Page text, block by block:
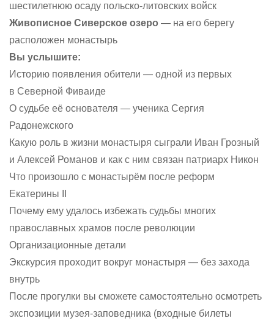
шестилетнюю осаду польско-литовских войск
Живописное Сиверское озеро — на его берегу
расположен монастырь
Вы услышите:
Историю появления обители — одной из первых
в Северной Фиваиде
О судьбе её основателя — ученика Сергия
Радонежского
Какую роль в жизни монастыря сыграли Иван Грозный
и Алексей Романов и как с ним связан патриарх Никон
Что произошло с монастырём после реформ
Екатерины II
Почему ему удалось избежать судьбы многих
православных храмов после революции
Организационные детали
Экскурсия проходит вокруг монастыря — без захода
внутрь
После прогулки вы сможете самостоятельно осмотреть
экспозиции музея-заповедника (входные билеты